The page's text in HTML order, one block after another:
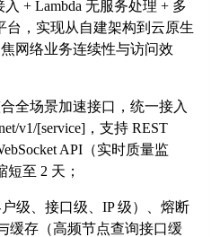
+ Lambda 无服务处理 + 多
台，实现从自建架构到云原生
网络业务连续性与访问效
全场景加速接口，统一接入
v1/[service] ，支持 REST
API（实时质量监
至 2 天；
级、接口级、IP 级）、熔断
缓存（高频节点查询接口缓